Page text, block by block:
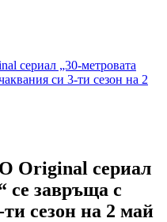
сериал „30-метровата
си 3-ти сезон на 2
Original сериал
се завръща с
сезон на 2 май